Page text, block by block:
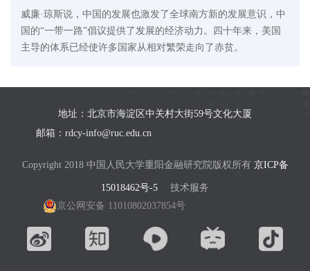
威廉·琼斯说，中国的发展也激发了全球南方新的发展意识，中
国的“一带一路”倡议提供了发展的经济动力。四十年来，美国
主导的体系已经使许多国家从相对繁荣走向了赤贫。
地址：北京市海淀区中关村大街59号文化大厦
邮箱：rdcy-info@ruc.edu.cn
Copyright 2018 中国人民大学重阳金融研究院版权所有 京ICP备
15018462号-5
技术服务
京公网安备 11010802037854号